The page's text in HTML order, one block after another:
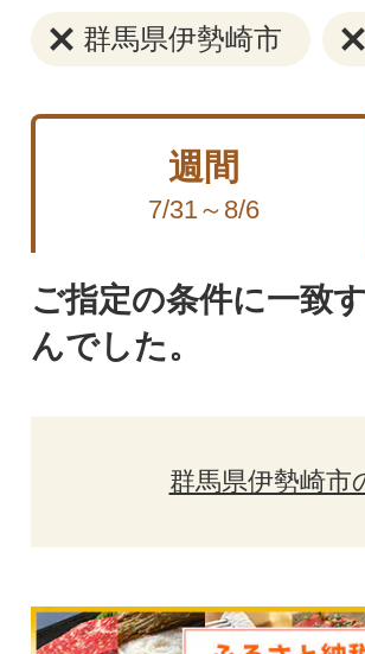
群馬県伊勢崎市
週間
7/31～8/6
ご指定の条件に一致
んでした。
群馬県伊勢崎市